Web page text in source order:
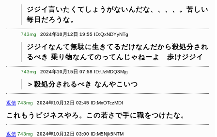
ジジイ言いたくてしょうがないんだな、、、、。苦しい
毎日だろうな。
743mg 2024年10月12日 19:55 ID:QxNDYyNTg
ジジイなんて無駄に生きてるだけなんだから殺処分され
るべき 乗り物なんてのってんじゃねーよ 歩けジジイ
743mg 2024年10月15日 07:58 ID:UzMDQ3Mjg
＞殺処分されるべき なんやこいつ
返信 743mg 2024年10月12日 02:45 ID:MxOTczMDI
これもうビジネスやろ。この若さで手に職をつけたな。
返信 743mg 2024年10月12日 03:00 ID:M5Njk5NTM